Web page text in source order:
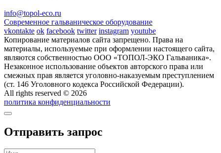
info@topol-eco.ru
Современное гальваническое оборудование
vkontakte ok facebook twitter instagram youtube
Копирование материалов сайта запрещено. Права на
материалы, используемые при оформлении настоящего сайта,
являются собственностью ООО «ТОПОЛ-ЭКО Гальваника».
Незаконное использование объектов авторского права или
смежных прав является уголовно-наказуемым преступлением
(ст. 146 Уголовного кодекса Российской Федерации).
All rights reserved © 2026
политика конфиденциальности
Отправить запрос